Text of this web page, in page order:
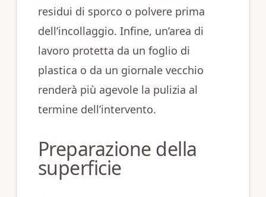
residui di sporco o polvere prima
dell’incollaggio. Infine, un’area di
lavoro protetta da un foglio di
plastica o da un giornale vecchio
renderà più agevole la pulizia al
termine dell’intervento.
Preparazione della
superficie